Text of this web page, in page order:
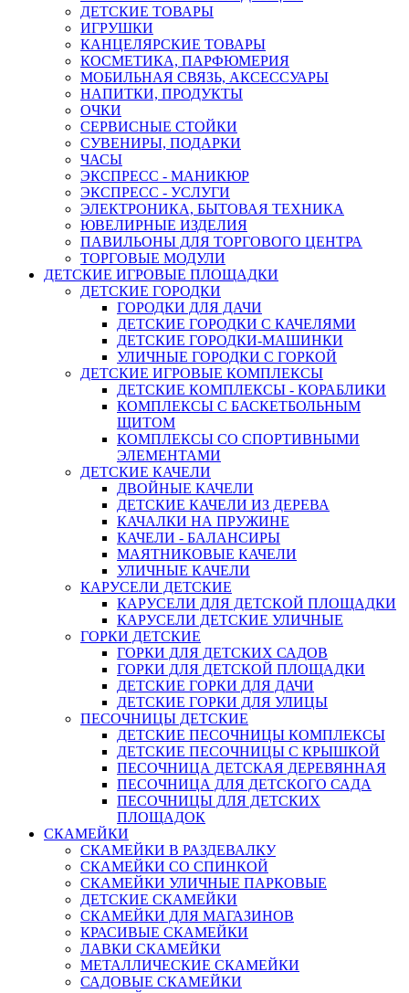
ДЕТСКИЕ ТОВАРЫ
ИГРУШКИ
КАНЦЕЛЯРСКИЕ ТОВАРЫ
КОСМЕТИКА, ПАРФЮМЕРИЯ
МОБИЛЬНАЯ СВЯЗЬ, АКСЕССУАРЫ
НАПИТКИ, ПРОДУКТЫ
ОЧКИ
СЕРВИСНЫЕ СТОЙКИ
СУВЕНИРЫ, ПОДАРКИ
ЧАСЫ
ЭКСПРЕСС - МАНИКЮР
ЭКСПРЕСС - УСЛУГИ
ЭЛЕКТРОНИКА, БЫТОВАЯ ТЕХНИКА
ЮВЕЛИРНЫЕ ИЗДЕЛИЯ
ПАВИЛЬОНЫ ДЛЯ ТОРГОВОГО ЦЕНТРА
ТОРГОВЫЕ МОДУЛИ
ДЕТСКИЕ ИГРОВЫЕ ПЛОЩАДКИ
ДЕТСКИЕ ГОРОДКИ
ГОРОДКИ ДЛЯ ДАЧИ
ДЕТСКИЕ ГОРОДКИ С КАЧЕЛЯМИ
ДЕТСКИЕ ГОРОДКИ-МАШИНКИ
УЛИЧНЫЕ ГОРОДКИ С ГОРКОЙ
ДЕТСКИЕ ИГРОВЫЕ КОМПЛЕКСЫ
ДЕТСКИЕ КОМПЛЕКСЫ - КОРАБЛИКИ
КОМПЛЕКСЫ С БАСКЕТБОЛЬНЫМ
ЩИТОМ
КОМПЛЕКСЫ СО СПОРТИВНЫМИ
ЭЛЕМЕНТАМИ
ДЕТСКИЕ КАЧЕЛИ
ДВОЙНЫЕ КАЧЕЛИ
ДЕТСКИЕ КАЧЕЛИ ИЗ ДЕРЕВА
КАЧАЛКИ НА ПРУЖИНЕ
КАЧЕЛИ - БАЛАНСИРЫ
МАЯТНИКОВЫЕ КАЧЕЛИ
УЛИЧНЫЕ КАЧЕЛИ
КАРУСЕЛИ ДЕТСКИЕ
КАРУСЕЛИ ДЛЯ ДЕТСКОЙ ПЛОЩАДКИ
КАРУСЕЛИ ДЕТСКИЕ УЛИЧНЫЕ
ГОРКИ ДЕТСКИЕ
ГОРКИ ДЛЯ ДЕТСКИХ САДОВ
ГОРКИ ДЛЯ ДЕТСКОЙ ПЛОЩАДКИ
ДЕТСКИЕ ГОРКИ ДЛЯ ДАЧИ
ДЕТСКИЕ ГОРКИ ДЛЯ УЛИЦЫ
ПЕСОЧНИЦЫ ДЕТСКИЕ
ДЕТСКИЕ ПЕСОЧНИЦЫ КОМПЛЕКСЫ
ДЕТСКИЕ ПЕСОЧНИЦЫ С КРЫШКОЙ
ПЕСОЧНИЦА ДЕТСКАЯ ДЕРЕВЯННАЯ
ПЕСОЧНИЦА ДЛЯ ДЕТСКОГО САДА
ПЕСОЧНИЦЫ ДЛЯ ДЕТСКИХ
ПЛОЩАДОК
СКАМЕЙКИ
СКАМЕЙКИ В РАЗДЕВАЛКУ
СКАМЕЙКИ СО СПИНКОЙ
СКАМЕЙКИ УЛИЧНЫЕ ПАРКОВЫЕ
ДЕТСКИЕ СКАМЕЙКИ
СКАМЕЙКИ ДЛЯ МАГАЗИНОВ
КРАСИВЫЕ СКАМЕЙКИ
ЛАВКИ СКАМЕЙКИ
МЕТАЛЛИЧЕСКИЕ СКАМЕЙКИ
САДОВЫЕ СКАМЕЙКИ